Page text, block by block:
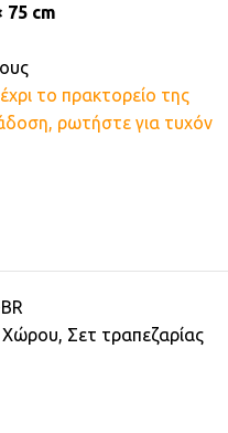
75 cm
το πρακτορείο της
ρωτήστε για τυχόν
Χώρου Σετ τραπεζαρίας